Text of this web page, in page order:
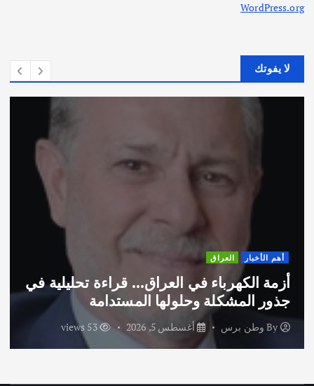
WordPress.org
لا يفوتك
أهم الأخبار العراق
أزمة الكهرباء في العراق… قراءة تحليلية في
جذور المشكلة وحلولها المستدامة
وطن برس أغسطس 5, 2026 53 views